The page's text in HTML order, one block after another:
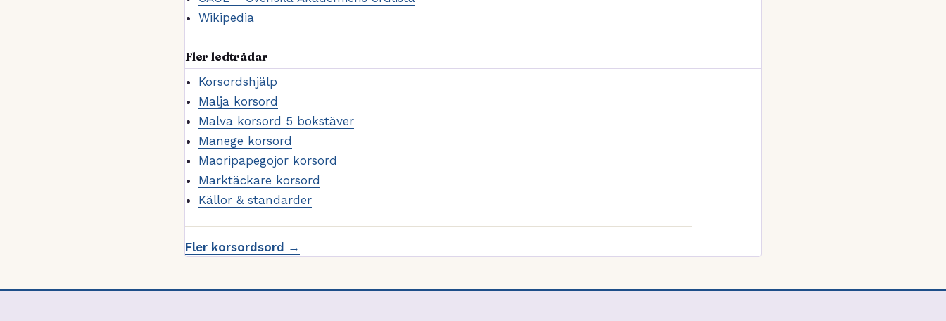
Wikipedia
Fler ledtrådar
Korsordshjälp
Malja korsord
Malva korsord 5 bokstäver
Manege korsord
Maoripapegojor korsord
Marktäckare korsord
Källor & standarder
Fler korsordsord →